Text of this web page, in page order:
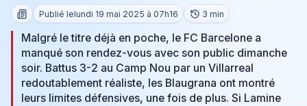
Publié lelundi 19 mai 2025 à 07h16 3 min
Malgré le titre déjà en poche, le FC Barcelone a
manqué son rendez-vous avec son public dimanche
soir. Battus 3-2 au Camp Nou par un Villarreal
redoutablement réaliste, les Blaugrana ont montré
leurs limites défensives, une fois de plus. Si Lamine